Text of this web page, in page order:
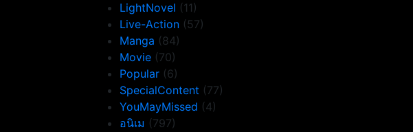
LightNovel (11)
Live-Action (57)
Manga (84)
Movie (70)
Popular (6)
SpecialContent (77)
YouMayMissed (4)
อนิเม (797)